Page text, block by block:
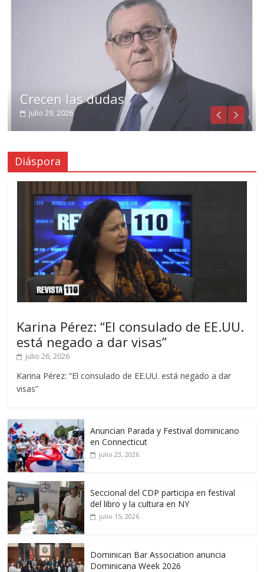
Crecen las dudas
julio 29, 2026
Diáspora
Karina Pérez: “El consulado de EE.UU.
está negado a dar visas”
julio 26, 2026
Karina Pérez: “El consulado de EE.UU. está negado a dar
visas”
Anuncian Parada y Festival dominicano
en Connecticut
julio 23, 2026
Seccional del CDP participa en festival
del libro y la cultura en NY
julio 15, 2026
Dominican Bar Association anuncia
Dominicana Week 2026